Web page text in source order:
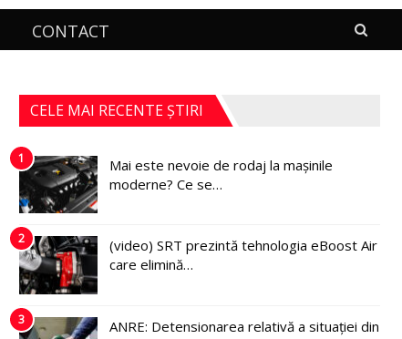
CONTACT
CELE MAI RECENTE ȘTIRI
1
Mai este nevoie de rodaj la mașinile
moderne? Ce se…
2
(video) SRT prezintă tehnologia eBoost Air
care elimină…
3
ANRE: Detensionarea relativă a situației din